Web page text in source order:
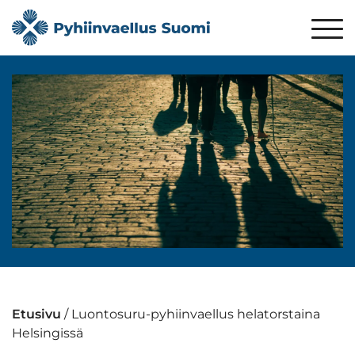
Etusivu / Luontosuru-pyhiinvaellus helatorstaina
Helsingissä